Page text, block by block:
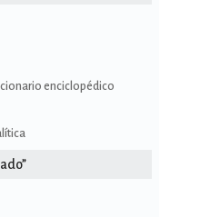
enciclopédico